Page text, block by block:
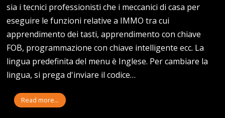
sia i tecnici professionisti che i meccanici di casa per
eseguire le funzioni relative a IMMO tra cui
apprendimento dei tasti, apprendimento con chiave
FOB, programmazione con chiave intelligente ecc. La
lingua predefinita del menu è Inglese. Per cambiare la
lingua, si prega d'inviare il codice…
Read more...